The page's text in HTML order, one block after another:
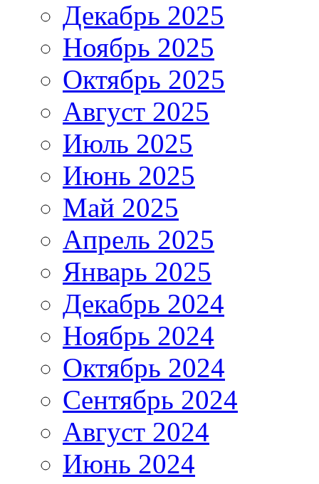
Декабрь 2025
Ноябрь 2025
Октябрь 2025
Август 2025
Июль 2025
Июнь 2025
Май 2025
Апрель 2025
Январь 2025
Декабрь 2024
Ноябрь 2024
Октябрь 2024
Сентябрь 2024
Август 2024
Июнь 2024